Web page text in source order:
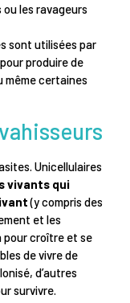
les ravageurs
sont utilisées par
produire de
même certaines
Unicellulaires
vivants qui
(y compris des
et les
pour croître et se
de vivre de
d’autres
survivre.